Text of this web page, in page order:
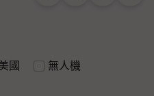
國
無人機